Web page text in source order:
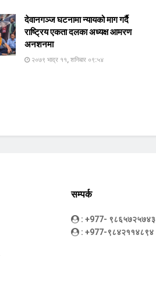
देवानगञ्ज घटनामा न्यायको माग गर्दै
राष्ट्रिय एकता दलका अध्यक्ष आमरण
अनशनमा
२०७९ भाद्र ११, शनिबार ०९:५४
सम्पर्क
: +977- ९८६५७२५७४३
: +977-९८४२११४८९४